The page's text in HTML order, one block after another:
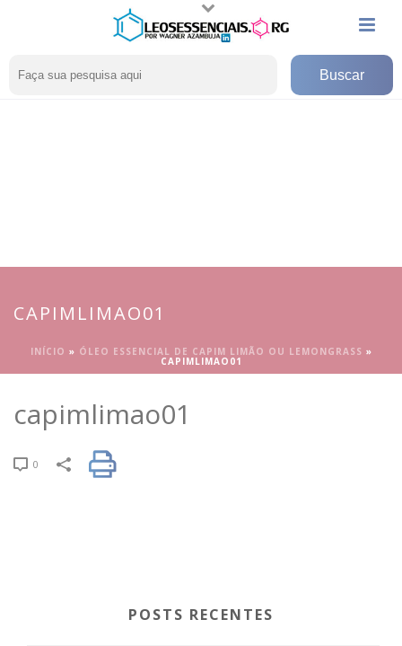
CAPIMLIMAO01
INÍCIO » ÓLEO ESSENCIAL DE CAPIM LIMÃO OU LEMONGRASS »
CAPIMLIMAO01
capimlimao01
0
POSTS RECENTES